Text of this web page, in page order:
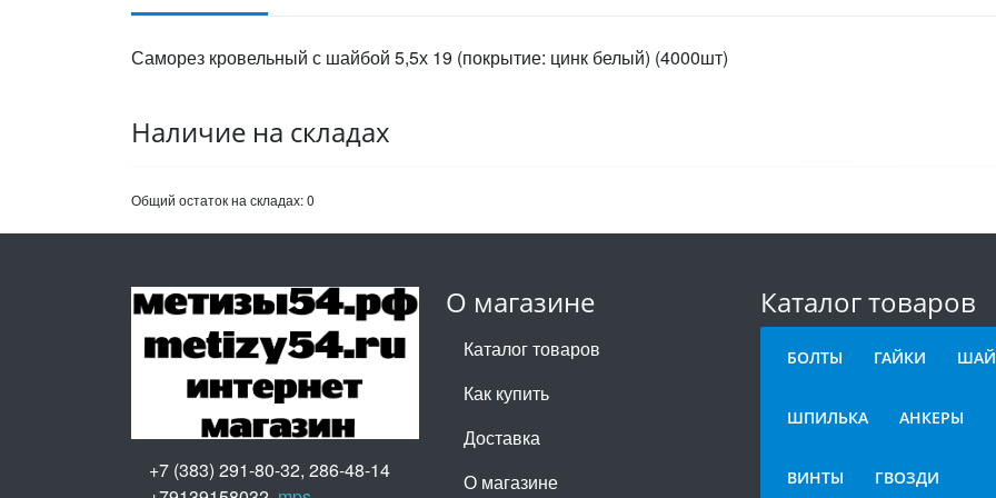
Саморез кровельный с шайбой 5,5х 19 (покрытие: цинк белый) (4000шт)
Наличие на складах
Общий остаток на складах:0
О магазине
Каталог товаров
Как купить
Доставка
О магазине
Каталог товаров
БОЛТЫ ГАЙКИ
ШПИЛЬКА АНКЕРЫ
ВИНТЫ ГВОЗДИ
+7 (383) 291-80-32, 286-48-14